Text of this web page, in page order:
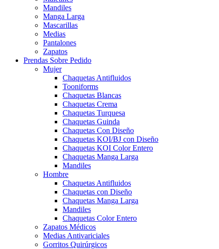
Mandiles
Manga Larga
Mascarillas
Medias
Pantalones
Zapatos
Prendas Sobre Pedido
Mujer
Chaquetas Antifluidos
Tooniforms
Chaquetas Blancas
Chaquetas Crema
Chaquetas Turquesa
Chaquetas Guinda
Chaquetas Con Diseño
Chaquetas KOI/BJ con Diseño
Chaquetas KOI Color Entero
Chaquetas Manga Larga
Mandiles
Hombre
Chaquetas Antifluidos
Chaquetas con Diseño
Chaquetas Manga Larga
Mandiles
Chaquetas Color Entero
Zapatos Médicos
Medias Antivariciales
Gorritos Quirúrgicos